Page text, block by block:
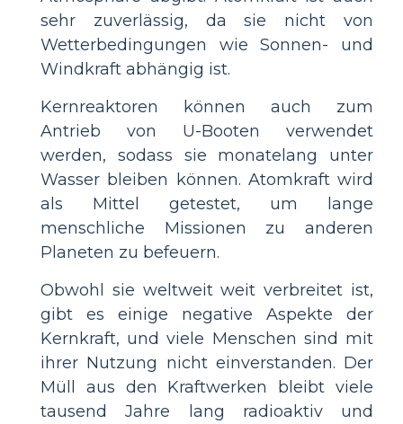
sehr zuverlässig, da sie nicht von
Wetterbedingungen wie Sonnen- und
Windkraft abhängig ist.
Kernreaktoren können auch zum
Antrieb von U-Booten verwendet
werden, sodass sie monatelang unter
Wasser bleiben können. Atomkraft wird
als Mittel getestet, um lange
menschliche Missionen zu anderen
Planeten zu befeuern.
Obwohl sie weltweit weit verbreitet ist,
gibt es einige negative Aspekte der
Kernkraft, und viele Menschen sind mit
ihrer Nutzung nicht einverstanden. Der
Müll aus den Kraftwerken bleibt viele
tausend Jahre lang radioaktiv und